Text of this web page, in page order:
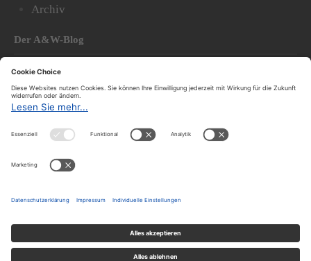
Archiv
Der A&W-Blog
DerA&W-Blog
hat sich in den vergangenen Jahren zu einem der
bedeutendsten politischen Blogs in Österreich
entwickelt.
Impressum und Offenlegung